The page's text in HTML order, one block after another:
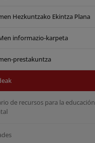
Hezkuntzako Ekintza Plana
informazio-karpeta
prestakuntza
de recursos para la educación